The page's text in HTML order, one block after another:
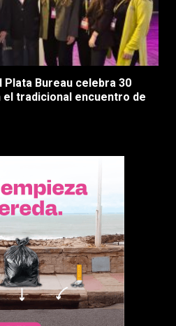
Plata Bureau celebra 30
tradicional encuentro de